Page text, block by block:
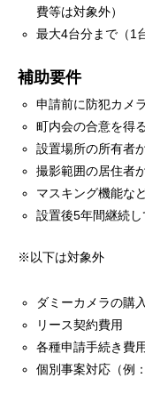
費等は対象外）
最大4台分まで（1
補助要件
申請前に防犯カメ
町内会の合意を得
設置場所の所有者
撮影範囲の居住者
マスキング機能な
設置後5年間継続
※以下は対象外
ダミーカメラの購入
リース契約費用
各種申請手続き費用
個別事案対応（例